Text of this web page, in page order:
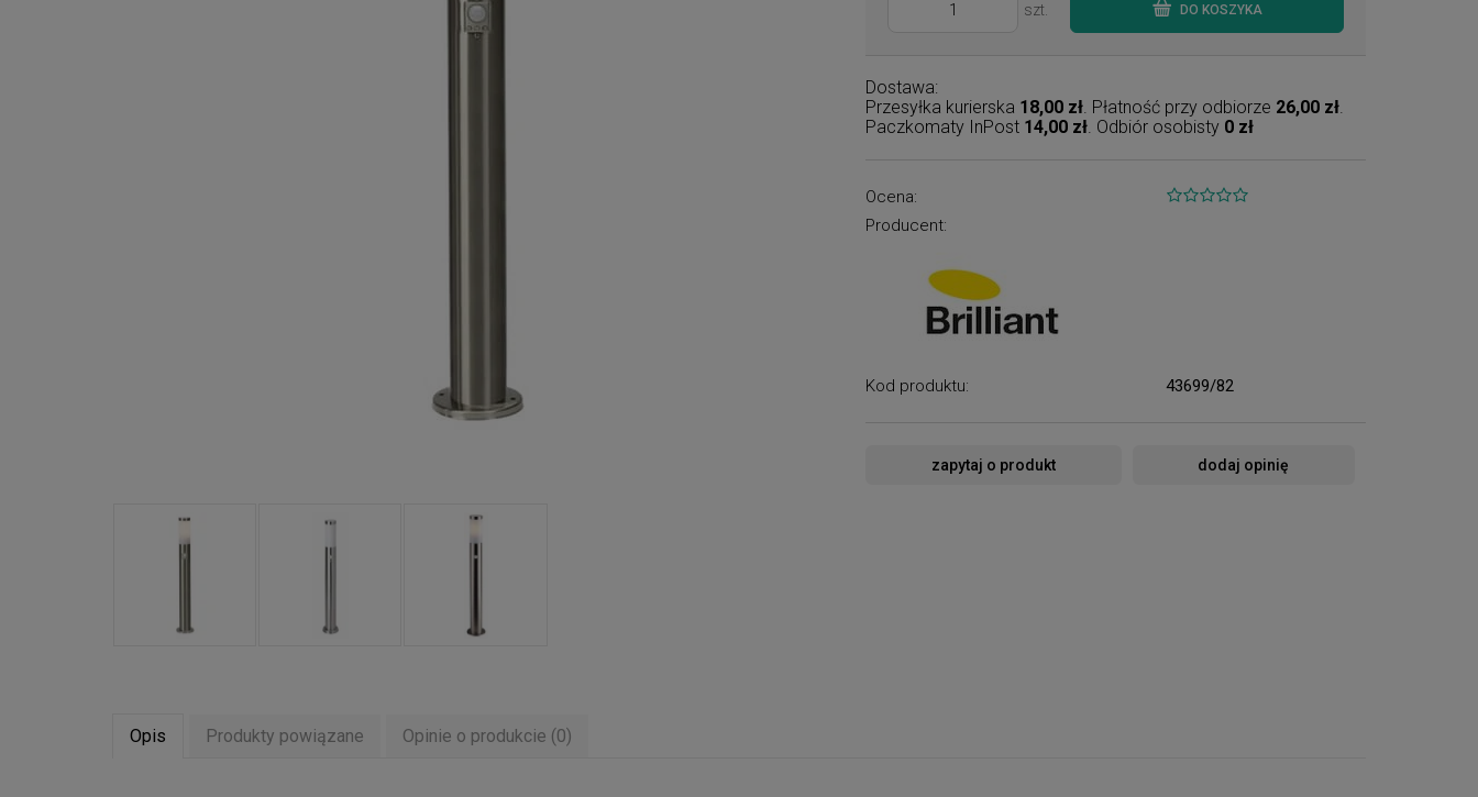
szt. DO KOSZYKA
Dostawa:
Przesyłka kurierska 18,00 zł. Płatność przy odbiorze 26,00 zł.
Paczkomaty InPost 14,00 zł. Odbiór osobisty 0 zł
Ocena:
Producent:
Kod produktu: 43699/82
zapytaj o produkt dodaj opinię
Opis Produkty powiązane Opinie o produkcie (0)